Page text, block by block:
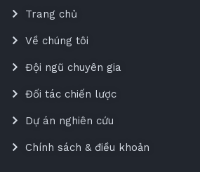
Trang chủ
Về chúng tôi
Đội ngũ chuyên gia
Đối tác chiến lược
Dự án nghiên cứu
Chính sách & điều khoản